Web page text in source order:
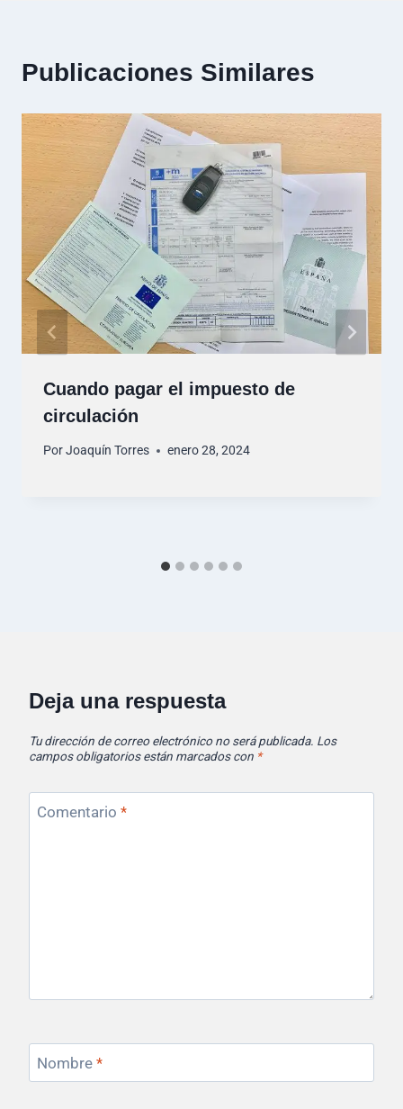
Publicaciones Similares
Cuando pagar el impuesto de
circulación
PorJoaquín Torres enero 28, 2024
Deja una respuesta
Tu dirección de correo electrónico no será publicada. Los
campos obligatorios están marcados con *
Comentario *
Nombre *